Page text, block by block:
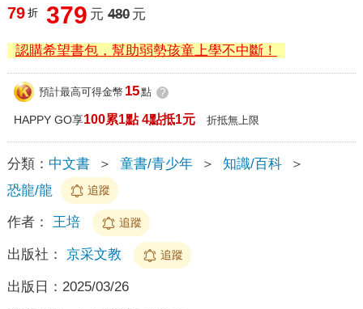
79 折 379 元 480 元
認購希望書包，幫助弱勢孩童上學不中斷！
預計最高可得金幣 15點 ?
HAPPY GO享100累1點 4點抵1元 折抵無上限
分類： 中文書 ＞ 童書/青少年 ＞ 知識/百科
＞
恐龍/龍
追蹤
作者： 王培 追蹤
出版社： 京采文教 追蹤
出版日： 2025/03/26